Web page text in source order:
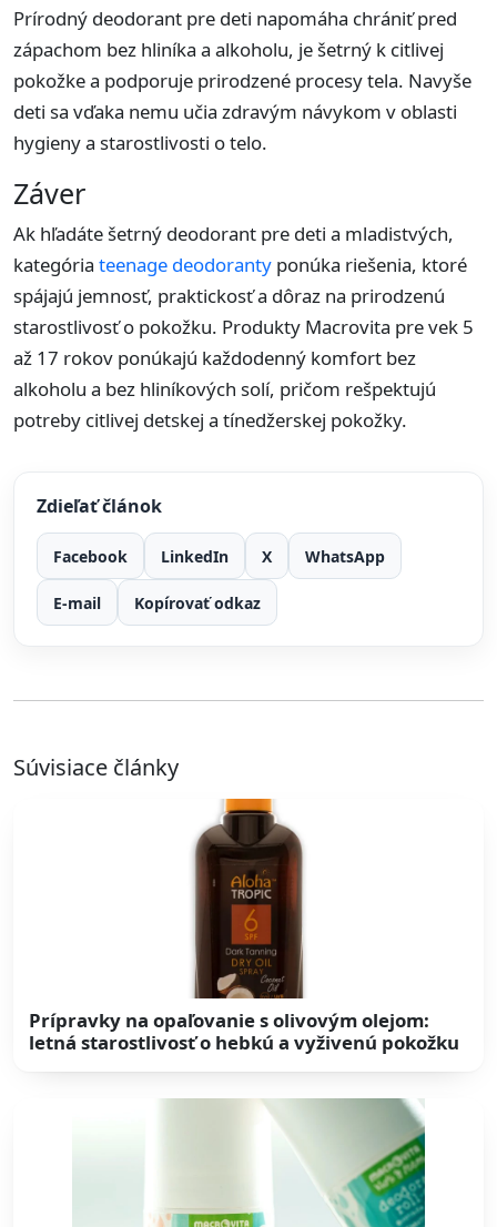
Prírodný deodorant pre deti napomáha chrániť pred
zápachom bez hliníka a alkoholu, je šetrný k citlivej
pokožke a podporuje prirodzené procesy tela. Navyše
deti sa vďaka nemu učia zdravým návykom v oblasti
hygieny a starostlivosti o telo.
Záver
Ak hľadáte šetrný deodorant pre deti a mladistvých,
kategória teenage deodoranty ponúka riešenia, ktoré
spájajú jemnosť, praktickosť a dôraz na prirodzenú
starostlivosť o pokožku. Produkty Macrovita pre vek 5
až 17 rokov ponúkajú každodenný komfort bez
alkoholu a bez hliníkových solí, pričom rešpektujú
potreby citlivej detskej a tínedžerskej pokožky.
Zdieľať článok
Facebook LinkedIn X WhatsApp
E-mail Kopírovať odkaz
Súvisiace články
Prípravky na opaľovanie s olivovým olejom:
letná starostlivosť o hebkú a vyživenú pokožku